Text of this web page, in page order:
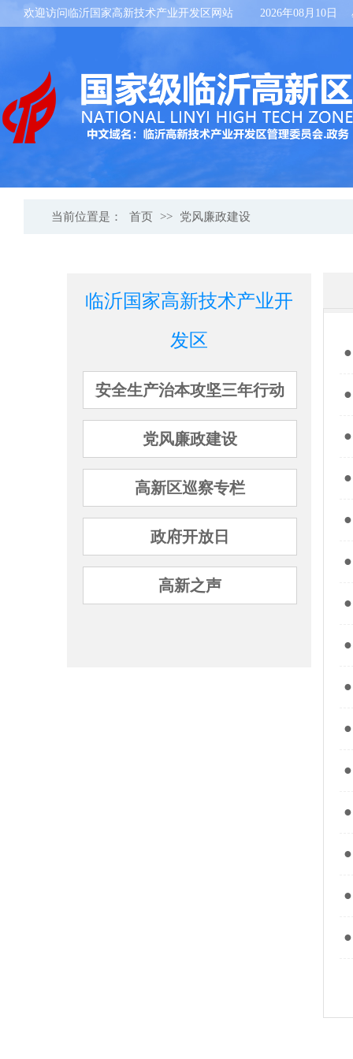
欢迎访问临沂国家高新技术产业开发区网站 2026年08月10日
当前位置是： 首页 >> 党风廉政建设
临沂国家高新技术产业开
发区
安全生产治本攻坚三年行动
党风廉政建设
高新区巡察专栏
政府开放日
高新之声